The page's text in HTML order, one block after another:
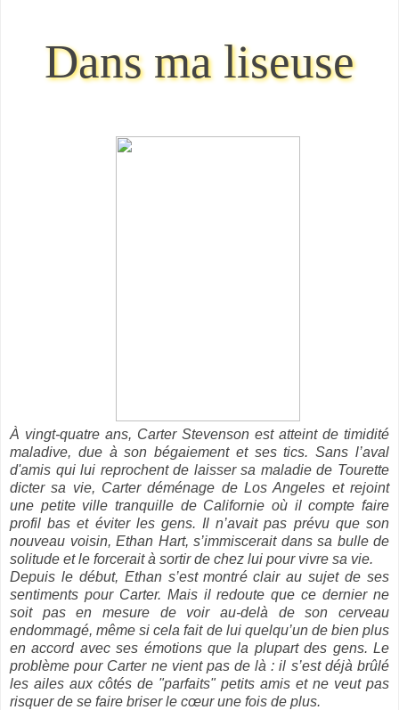
Dans ma liseuse
À vingt-quatre ans, Carter Stevenson est atteint de timidité
maladive, due à son bégaiement et ses tics. Sans l’aval
d'amis qui lui reprochent de laisser sa maladie de Tourette
dicter sa vie, Carter déménage de Los Angeles et rejoint
une petite ville tranquille de Californie où il compte faire
profil bas et éviter les gens. Il n’avait pas prévu que son
nouveau voisin, Ethan Hart, s’immiscerait dans sa bulle de
solitude et le forcerait à sortir de chez lui pour vivre sa vie.
Depuis le début, Ethan s’est montré clair au sujet de ses
sentiments pour Carter. Mais il redoute que ce dernier ne
soit pas en mesure de voir au-delà de son cerveau
endommagé, même si cela fait de lui quelqu’un de bien plus
en accord avec ses émotions que la plupart des gens. Le
problème pour Carter ne vient pas de là : il s’est déjà brûlé
les ailes aux côtés de "parfaits" petits amis et ne veut pas
risquer de se faire briser le cœur une fois de plus.